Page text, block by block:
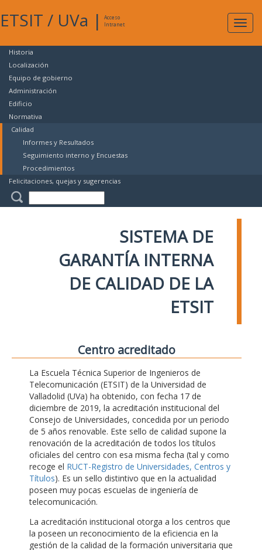
ETSIT / UVa |
Acceso
Intranet
Historia
Localización
Equipo de gobierno
Administración
Edificio
Normativa
Calidad
Informes y Resultados
Seguimiento interno y Encuestas
Procedimientos
Felicitaciones, quejas y sugerencias
SISTEMA DE
GARANTÍA INTERNA
DE CALIDAD DE LA
ETSIT
Centro acreditado
La Escuela Técnica Superior de Ingenieros de
Telecomunicación (ETSIT) de la Universidad de
Valladolid (UVa) ha obtenido, con fecha 17 de
diciembre de 2019, la acreditación institucional del
Consejo de Universidades, concedida por un periodo
de 5 años renovable. Este sello de calidad supone la
renovación de la acreditación de todos los títulos
oficiales del centro con esa misma fecha (tal y como
recoge el RUCT-Registro de Universidades, Centros y
Títulos). Es un sello distintivo que en la actualidad
poseen muy pocas escuelas de ingeniería de
telecomunicación.
La acreditación institucional otorga a los centros que
la poseen un reconocimiento de la eficiencia en la
gestión de la calidad de la formación universitaria que